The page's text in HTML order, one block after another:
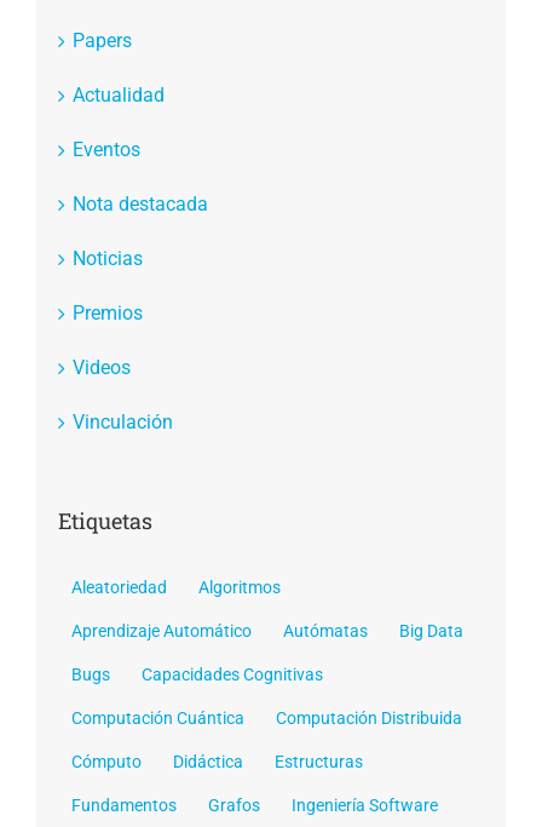
Papers
Actualidad
Eventos
Nota destacada
Noticias
Premios
Videos
Vinculación
Etiquetas
Aleatoriedad Algoritmos
Aprendizaje Automático Autómatas Big Data
Bugs Capacidades Cognitivas
Computación Cuántica Computación Distribuida
Cómputo Didáctica Estructuras
Fundamentos Grafos Ingeniería Software